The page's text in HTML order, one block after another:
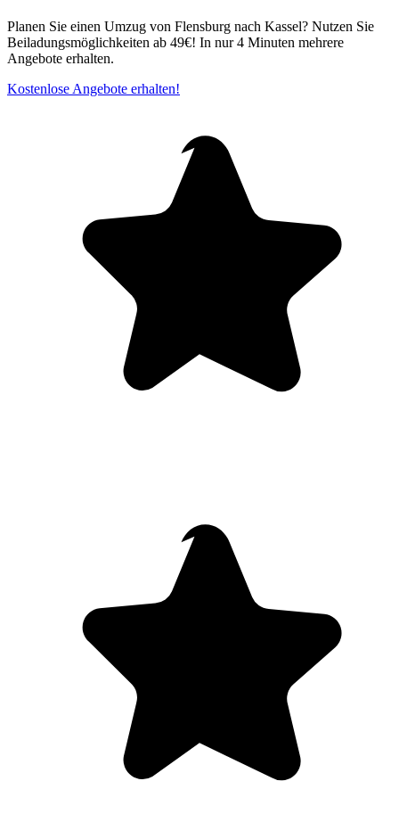
Planen Sie einen Umzug von Flensburg nach Kassel? Nutzen Sie
Beiladungsmöglichkeiten ab 49€! In nur 4 Minuten mehrere
Angebote erhalten.
Kostenlose Angebote erhalten!